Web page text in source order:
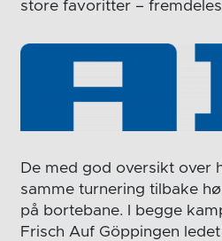
store favoritter –
De med god oversikt over
samme turnering tilbake
på bortebane. I begge
Frisch Auf Göppingen